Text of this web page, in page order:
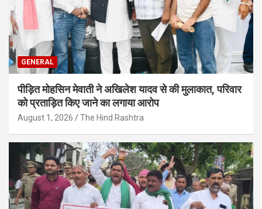
GENERAL
पीड़ित मोहसिन मेवाती ने अखिलेश यादव से की मुलाकात, परिवार
को प्रताड़ित किए जाने का लगाया आरोप
August 1, 2026 The Hind Rashtra